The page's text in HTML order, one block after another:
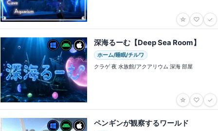
☆ ♡ ✓
深海るーむ【Deep Sea Room】
ホーム/睡眠/チルワ
クラゲ 夜 水族館/アクアリウム 深海 部屋
☆ ♡ ✓
ペンギンが観察するワールド